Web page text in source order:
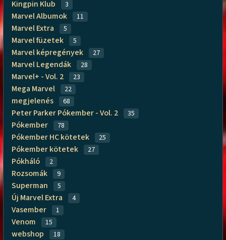
Kingpin Klub 3
Marvel Albumok 11
Marvel Extra 5
Marvel füzetek 5
Marvel képregények 27
Marvel Legendák 28
Marvel+ - Vol. 2 23
Mega Marvel 22
megjelenés 68
Peter Parker Pókember - Vol. 2 35
Pókember 78
Pókember HC kötetek 25
Pókember kötetek 27
Pókháló 2
Rozsomák 9
Superman 5
Új Marvel Extra 4
Vasember 1
Venom 15
webshop 18